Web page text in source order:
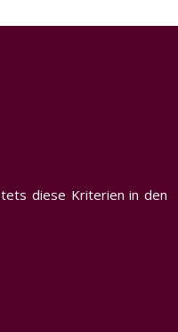
diese Kriterien in den